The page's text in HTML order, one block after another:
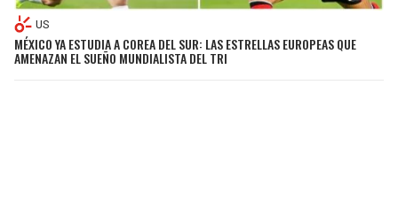
US
MÉXICO YA ESTUDIA A COREA DEL SUR: LAS ESTRELLAS EUROPEAS QUE
AMENAZAN EL SUEÑO MUNDIALISTA DEL TRI